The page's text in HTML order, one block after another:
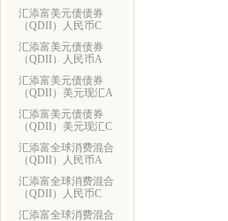
汇添富美元债债券
（QDII）人民币C
汇添富美元债债券
（QDII）人民币A
汇添富美元债债券
（QDII）美元现汇A
汇添富美元债债券
（QDII）美元现汇C
汇添富全球消费混合
（QDII）人民币A
汇添富全球消费混合
（QDII）人民币C
汇添富全球消费混合